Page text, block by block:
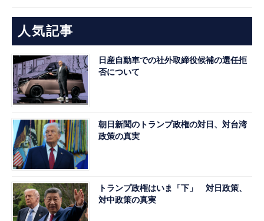
人気記事
日産自動車での社外取締役候補の選任拒
否について
朝日新聞のトランプ政権の対日、対台湾
政策の真実
トランプ政権はいま「下」 対日政策、
対中政策の真実